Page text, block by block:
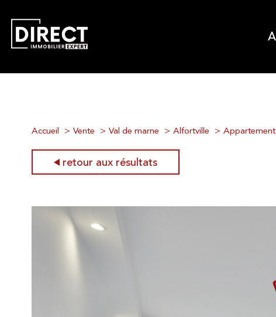
Accueil Vente Val de marne Alfortville Appartement
retour aux résultats